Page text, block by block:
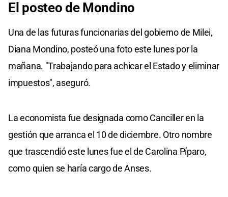
El posteo de Mondino
Una de las futuras funcionarias del gobierno de Milei,
Diana Mondino, posteó una foto este lunes por la
mañana. "Trabajando para achicar el Estado y eliminar
impuestos", aseguró.
La economista fue designada como Canciller en la
gestión que arranca el 10 de diciembre. Otro nombre
que trascendió este lunes fue el de Carolina Píparo,
como quien se haría cargo de Anses.